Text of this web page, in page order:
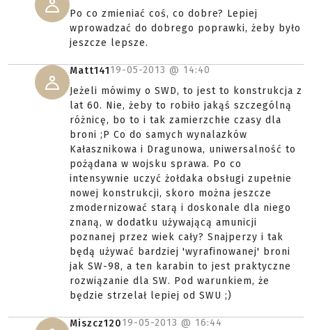
Po co zmieniać coś, co dobre? Lepiej
wprowadzać do dobrego poprawki, żeby było
jeszcze lepsze.
Matt14119-05-2013 @ 14:40
Jeżeli mówimy o SWD, to jest to konstrukcja z
lat 60. Nie, żeby to robiło jakąś szczególną
różnicę, bo to i tak zamierzchłe czasy dla
broni ;P Co do samych wynalazków
Kałasznikowa i Dragunowa, uniwersalność to
pożądana w wojsku sprawa. Po co
intensywnie uczyć żołdaka obsługi zupełnie
nowej konstrukcji, skoro można jeszcze
zmodernizować starą i doskonale dla niego
znaną, w dodatku używającą amunicji
poznanej przez wiek cały? Snajperzy i tak
będą używać bardziej 'wyrafinowanej' broni
jak SW-98, a ten karabin to jest praktyczne
rozwiązanie dla SW. Pod warunkiem, że
będzie strzelał lepiej od SWU ;)
Miszcz12019-05-2013 @ 16:44